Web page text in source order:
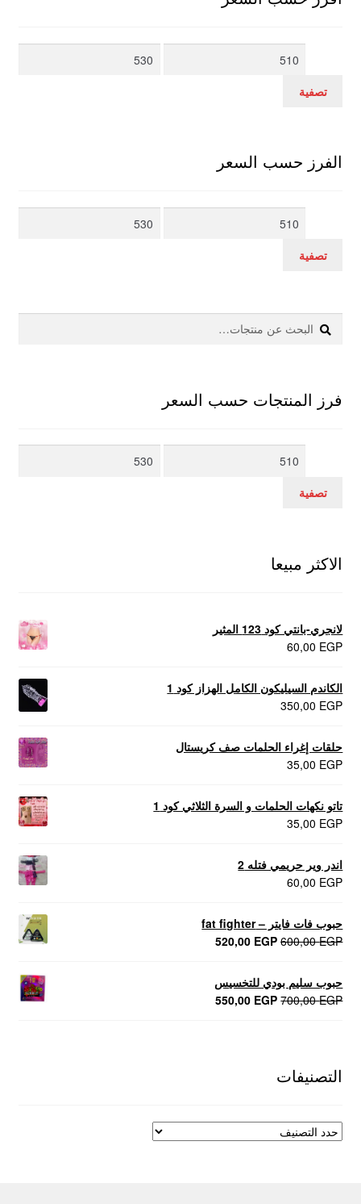
أدنى
أعلى
تصفية
الفرز حسب السعر
أدنى
أعلى
تصفية
البحث
عن:
بحث
فرز المنتجات حسب السعر
أدنى
أعلى
تصفية
الاكثر مبيعا
لانجري-بانتي كود 123 المثير
60,00 EGP
الكاندم السيليكون الكامل الهزاز كود 1
350,00 EGP
حلقات إغراء الحلمات صف كريستال
35,00 EGP
تاتو نكهات الحلمات و السرة الثلاثي كود 1
35,00 EGP
اندر وير حريمي فتله 2
60,00 EGP
حبوب فات فايتر – fat fighter
600,00EGP
السعر
600,00 EGP.
520,00 EGP
السعر
520,00 EGP.
حبوب سليم بودي للتخسيس
700,00EGP
السعر550,00 EGP
السعر
التصنيفات